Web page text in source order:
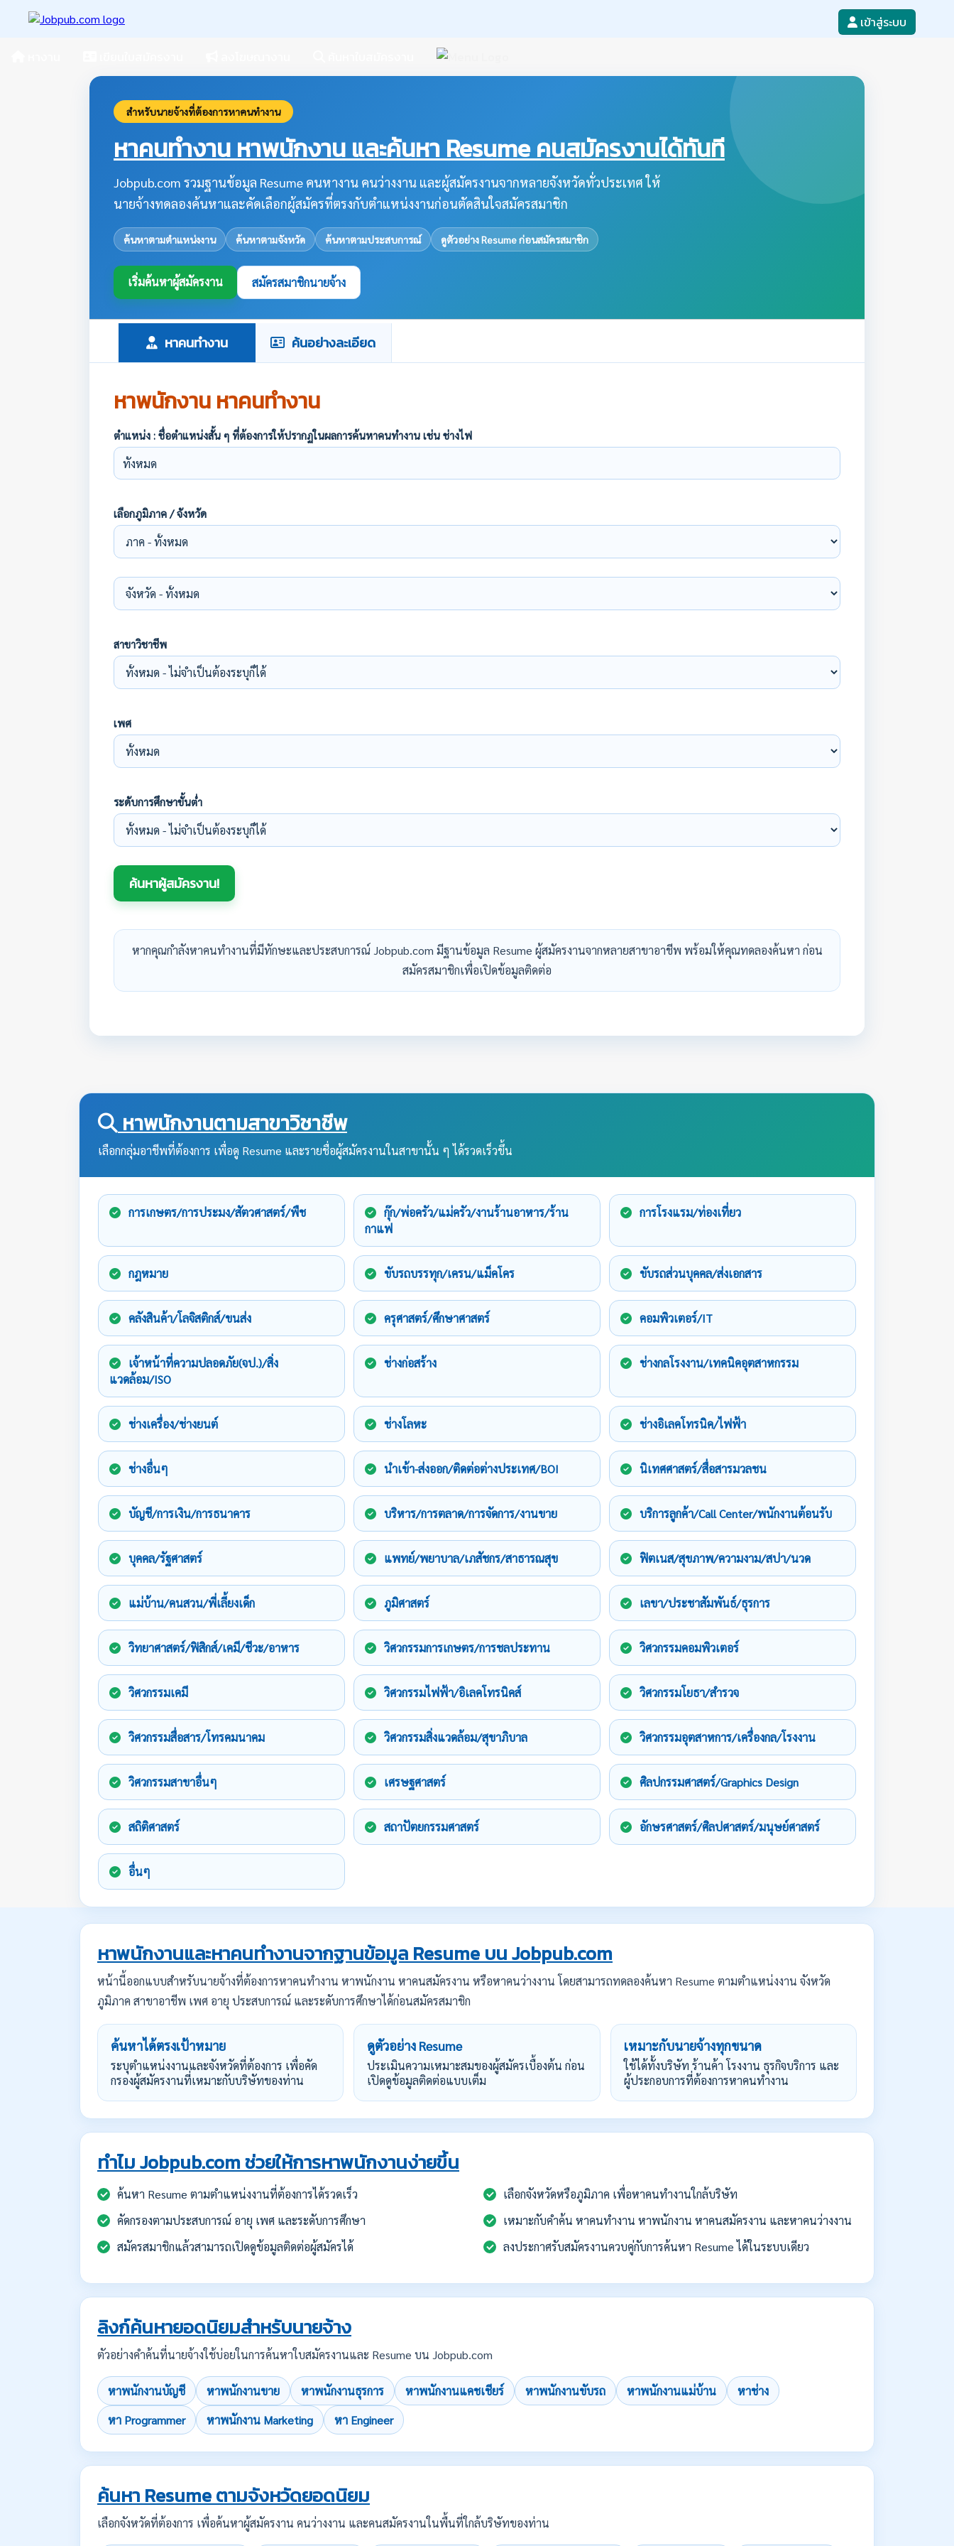
เข้าสู่ระบบ
สำหรับนายจ้างที่ต้องการหาคนทำงาน
หาคนทำงาน หาพนักงาน และค้นหา Resume คนสมัครงานได้ทันที
Jobpub.com รวมฐานข้อมูล Resume คนหางาน คนว่างงาน และผู้สมัครงานจากหลายจังหวัดทั่วประเทศ ให้
นายจ้างทดลองค้นหาและคัดเลือกผู้สมัครที่ตรงกับตำแหน่งงานก่อนตัดสินใจสมัครสมาชิก
ค้นหาตามตำแหน่งงาน ค้นหาตามจังหวัด ค้นหาตามประสบการณ์ ดูตัวอย่าง Resume ก่อนสมัครสมาชิก
เริ่มค้นหาผู้สมัครงาน สมัครสมาชิกนายจ้าง
หาคนทำงาน ค้นอย่างละเอียด
หาพนักงาน หาคนทำงาน
ตำแหน่ง : ชื่อตำแหน่งสั้น ๆ ที่ต้องการให้ปรากฏในผลการค้นหาคนทำงาน เช่น ช่างไฟ
เลือกภูมิภาค / จังหวัด
สาขาวิชาชีพ
เพศ
ระดับการศึกษาขั้นต่ำ
หากคุณกำลังหาคนทำงานที่มีทักษะและประสบการณ์ Jobpub.com มีฐานข้อมูล Resume ผู้สมัครงานจากหลายสาขาอาชีพ พร้อมให้คุณทดลองค้นหา ก่อน
สมัครสมาชิกเพื่อเปิดข้อมูลติดต่อ
หาพนักงานตามสาขาวิชาชีพ
เลือกกลุ่มอาชีพที่ต้องการ เพื่อดู Resume และรายชื่อผู้สมัครงานในสาขานั้น ๆ ได้รวดเร็วขึ้น
การเกษตร/การประมง/สัตวศาสตร์/พืช
กุ๊ก/พ่อครัว/แม่ครัว/งานร้านอาหาร/ร้าน
กาแฟ
การโรงแรม/ท่องเที่ยว
กฎหมาย ขับรถบรรทุก/เครน/แม็คโคร ขับรถส่วนบุคคล/ส่งเอกสาร
คลังสินค้า/โลจิสติกส์/ขนส่ง ครุศาสตร์/ศึกษาศาสตร์ คอมพิวเตอร์/IT
เจ้าหน้าที่ความปลอดภัย(จป.)/สิ่ง
แวดล้อม/ISO
ช่างก่อสร้าง ช่างกลโรงงาน/เทคนิคอุตสาหกรรม
ช่างเครื่อง/ช่างยนต์ ช่างโลหะ ช่างอิเลคโทรนิค/ไฟฟ้า
ช่างอื่นๆ นำเข้า-ส่งออก/ติดต่อต่างประเทศ/BOI นิเทศศาสตร์/สื่อสารมวลชน
บัญชี/การเงิน/การธนาคาร บริหาร/การตลาด/การจัดการ/งานขาย บริการลูกค้า/Call Center/พนักงานต้อนรับ
บุคคล/รัฐศาสตร์ แพทย์/พยาบาล/เภสัชกร/สาธารณสุข ฟิตเนส/สุขภาพ/ความงาม/สปา/นวด
แม่บ้าน/คนสวน/พี่เลี้ยงเด็ก ภูมิศาสตร์ เลขา/ประชาสัมพันธ์/ธุรการ
วิทยาศาสตร์/ฟิสิกส์/เคมี/ชีวะ/อาหาร วิศวกรรมการเกษตร/การชลประทาน วิศวกรรมคอมพิวเตอร์
วิศวกรรมเคมี วิศวกรรมไฟฟ้า/อิเลคโทรนิคส์ วิศวกรรมโยธา/สำรวจ
วิศวกรรมสื่อสาร/โทรคมนาคม วิศวกรรมสิ่งแวดล้อม/สุขาภิบาล วิศวกรรมอุตสาหการ/เครื่องกล/โรงงาน
วิศวกรรมสาขาอื่นๆ เศรษฐศาสตร์ ศิลปกรรมศาสตร์/Graphics Design
สถิติศาสตร์ สถาปัตยกรรมศาสตร์ อักษรศาสตร์/ศิลปศาสตร์/มนุษย์ศาสตร์
อื่นๆ
หาพนักงานและหาคนทำงานจากฐานข้อมูล Resume บน Jobpub.com
หน้านี้ออกแบบสำหรับนายจ้างที่ต้องการหาคนทำงาน หาพนักงาน หาคนสมัครงาน หรือหาคนว่างงาน โดยสามารถทดลองค้นหา Resume ตามตำแหน่งงาน จังหวัด
ภูมิภาค สาขาอาชีพ เพศ อายุ ประสบการณ์ และระดับการศึกษาได้ก่อนสมัครสมาชิก
ค้นหาได้ตรงเป้าหมาย
ระบุตำแหน่งงานและจังหวัดที่ต้องการ เพื่อคัด
กรองผู้สมัครงานที่เหมาะกับบริษัทของท่าน
ดูตัวอย่าง Resume
ประเมินความเหมาะสมของผู้สมัครเบื้องต้น ก่อน
เปิดดูข้อมูลติดต่อแบบเต็ม
เหมาะกับนายจ้างทุกขนาด
ใช้ได้ทั้งบริษัท ร้านค้า โรงงาน ธุรกิจบริการ และ
ผู้ประกอบการที่ต้องการหาคนทำงาน
ทำไม Jobpub.com ช่วยให้การหาพนักงานง่ายขึ้น
ค้นหา Resume ตามตำแหน่งงานที่ต้องการได้รวดเร็ว
เลือกจังหวัดหรือภูมิภาค เพื่อหาคนทำงานใกล้บริษัท
คัดกรองตามประสบการณ์ อายุ เพศ และระดับการศึกษา
เหมาะกับคำค้น หาคนทำงาน หาพนักงาน หาคนสมัครงาน และหาคนว่างงาน
สมัครสมาชิกแล้วสามารถเปิดดูข้อมูลติดต่อผู้สมัครได้
ลงประกาศรับสมัครงานควบคู่กับการค้นหา Resume ได้ในระบบเดียว
ลิงก์ค้นหายอดนิยมสำหรับนายจ้าง
ตัวอย่างคำค้นที่นายจ้างใช้บ่อยในการค้นหาใบสมัครงานและ Resume บน Jobpub.com
หาพนักงานบัญชี หาพนักงานขาย หาพนักงานธุรการ หาพนักงานแคชเชียร์ หาพนักงานขับรถ หาพนักงานแม่บ้าน
หาช่าง
หา Programmer
หาพนักงาน Marketing หา Engineer
ค้นหา Resume ตามจังหวัดยอดนิยม
เลือกจังหวัดที่ต้องการ เพื่อค้นหาผู้สมัครงาน คนว่างงาน และคนสมัครงานในพื้นที่ใกล้บริษัทของท่าน